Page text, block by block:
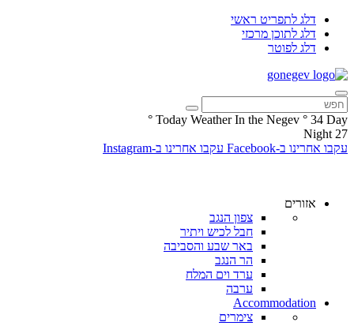
דלג לתפריט ראשי
דלג לתוכן מרכזי
דלג לפוטר
Today Weather In the Negev ° 34 Day
°
27
Night
עקבו אחרינו ב-Facebook
עקבו אחרינו ב-Instagram
אזורים
צפון הנגב
חבל לכיש ויתיר
באר שבע והסביבה
הר הנגב
ערד וים המלח
ערבה
Accommodation
צימרים